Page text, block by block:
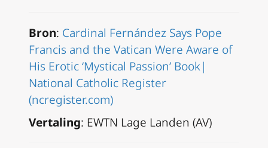
Bron: Cardinal Fernández Says Pope
Francis and the Vatican Were Aware of
His Erotic ‘Mystical Passion’ Book|
National Catholic Register
(ncregister.com)
Vertaling: EWTN Lage Landen (AV)